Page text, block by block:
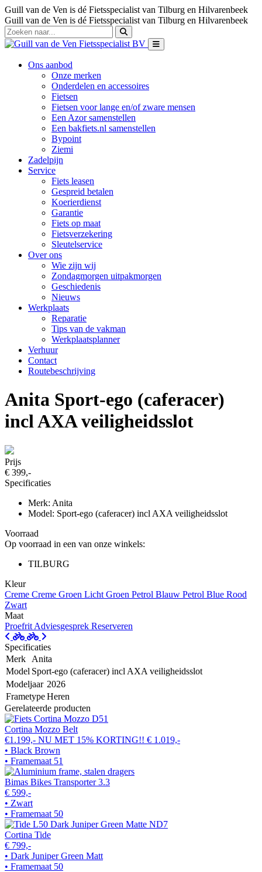
Guill van de Ven is dé Fietsspecialist van Tilburg en Hilvarenbeek
Guill van de Ven is dé Fietsspecialist van Tilburg en Hilvarenbeek
Ons aanbod
Onze merken
Onderdelen en accessoires
Fietsen
Fietsen voor lange en/of zware mensen
Een Azor samenstellen
Een bakfiets.nl samenstellen
Bypoint
Ziemi
Zadelpijn
Service
Fiets leasen
Gespreid betalen
Koerierdienst
Garantie
Fiets op maat
Fietsverzekering
Sleutelservice
Over ons
Wie zijn wij
Zondagmorgen uitpakmorgen
Geschiedenis
Nieuws
Werkplaats
Reparatie
Tips van de vakman
Werkplaatsplanner
Verhuur
Contact
Routebeschrijving
Anita Sport-ego (caferacer)
incl AXA veiligheidsslot
Prijs
€ 399,-
Specificaties
Merk: Anita
Model: Sport-ego (caferacer) incl AXA veiligheidsslot
Voorraad
Op voorraad in een van onze winkels:
TILBURG
Kleur
Creme Creme Groen Licht Groen Petrol Blauw Petrol Blue Rood
Zwart
Maat
Proefrit Adviesgesprek Reserveren
Specificaties
Merk
Anita
Model Sport-ego (caferacer) incl AXA veiligheidsslot
Modeljaar 2026
FrametypeHeren
Gerelateerde producten
Cortina Mozzo Belt
€1.199,- NU MET 15% KORTING!! € 1.019,-
• Black Brown
• Framemaat 51
Bimas Bikes Transporter 3.3
€ 599,-
• Zwart
• Framemaat 50
Cortina Tide
€ 799,-
• Dark Juniper Green Matt
• Framemaat 50